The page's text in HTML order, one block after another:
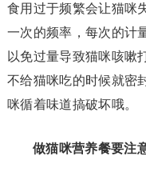
食用过于频繁会让猫咪
一次的频率，每次的计
以免过量导致猫咪咳嗽
不给猫咪吃的时候就密
咪循着味道搞破坏哦。
做猫咪营养餐要注